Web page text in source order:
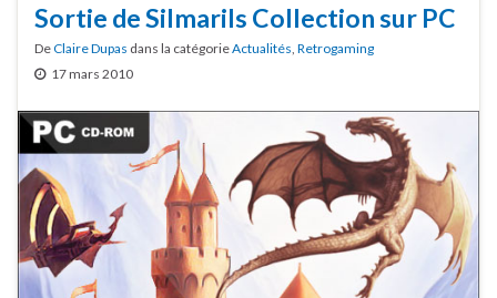
Sortie de Silmarils Collection sur PC
DeClaire Dupas dans la catégorieActualités Retrogaming
17 mars 2010